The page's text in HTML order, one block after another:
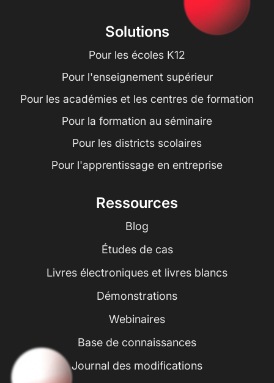
Solutions
Pour les écoles K12
Pour l'enseignement supérieur
Pour les académies et les centres de formation
Pour la formation au séminaire
Pour les districts scolaires
Pour l'apprentissage en entreprise
Ressources
Blog
Études de cas
Livres électroniques et livres blancs
Démonstrations
Webinaires
Base de connaissances
Journal des modifications